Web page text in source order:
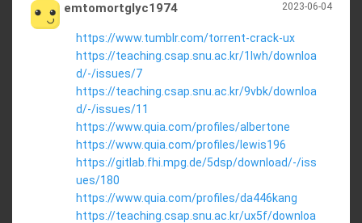
2023-06-04
emtomortglyc1974
https://www.tumblr.com/torrent-crack-ux
https://teaching.csap.snu.ac.kr/1lwh/downloa
d/-/issues/7
https://teaching.csap.snu.ac.kr/9vbk/downloa
d/-/issues/11
https://www.quia.com/profiles/albertone
https://www.quia.com/profiles/lewis196
https://gitlab.fhi.mpg.de/5dsp/download/-/iss
ues/180
https://www.quia.com/profiles/da446kang
https://teaching.csap.snu.ac.kr/ux5f/downloa